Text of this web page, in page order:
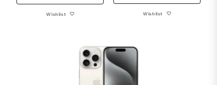
Wishlist
₪ 3,479.00.
₪ 2,990.00.
Wishlist